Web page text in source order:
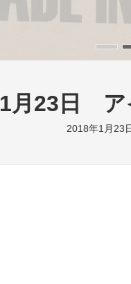
1月23日 ア
2018年1月23